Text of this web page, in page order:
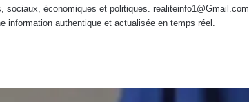
économiques et politiques. realiteinfo1@Gmail.com
information authentique et actualisée en temps réel.